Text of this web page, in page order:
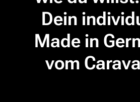
Dein
Made in
vom